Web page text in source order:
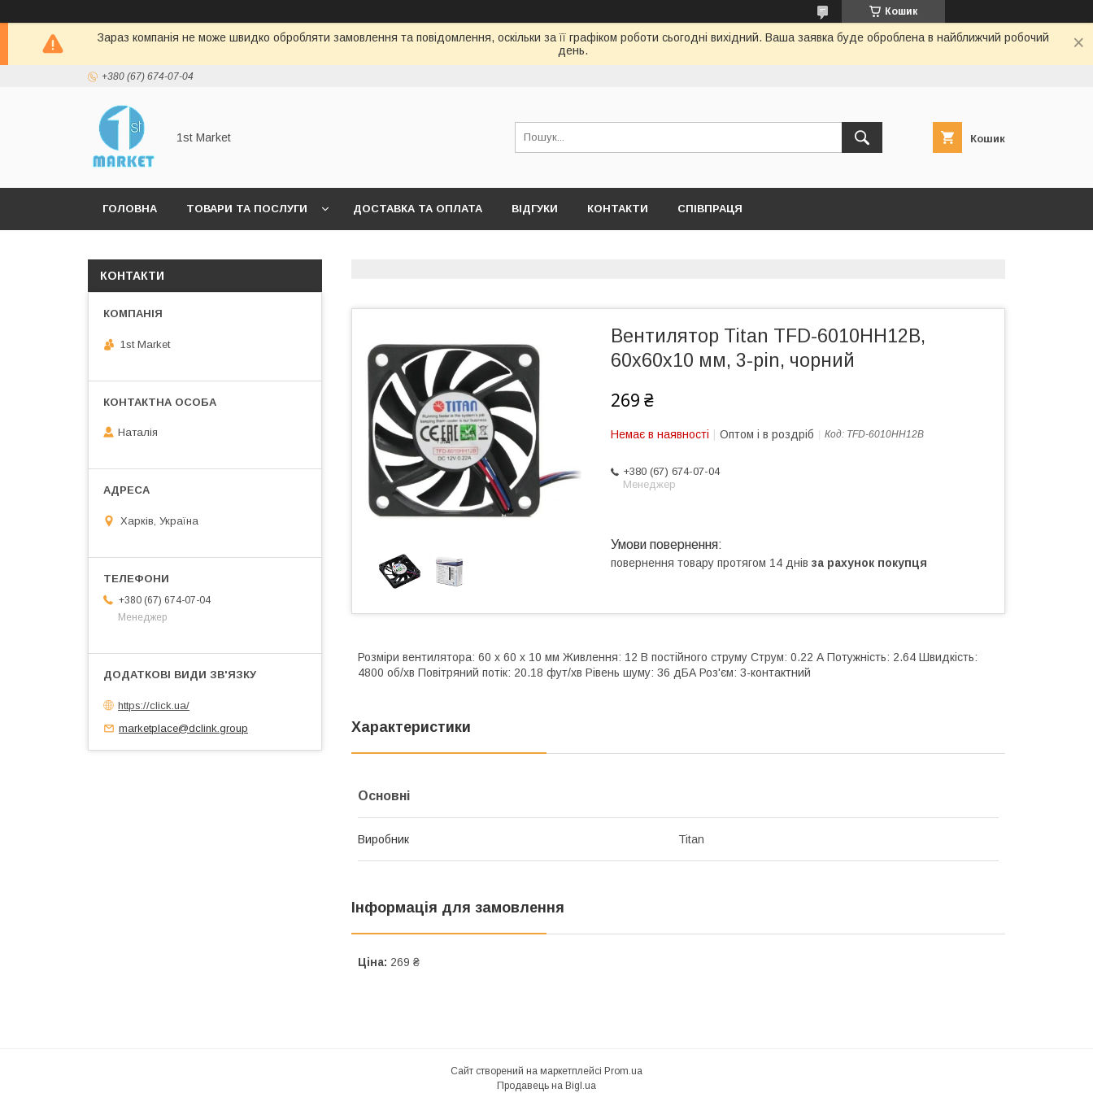
Кошик
Зараз компанія не може швидко обробляти замовлення та повідомлення, оскільки за її графіком роботи сьогодні вихідний. Ваша заявка буде оброблена в найближчий робочий
день.
+380 (67) 674-07-04
1st Market Кошик
ГОЛОВНА ТОВАРИ ТА ПОСЛУГИ ДОСТАВКА ТА ОПЛАТА ВІДГУКИ КОНТАКТИ СПІВПРАЦЯ
Вентилятор Titan TFD-6010HH12B,
60x60x10 мм, 3-pin, чорний
269 ₴
Немає в наявності Оптом і в роздріб Код: TFD-6010HH12B
+380 (67) 674-07-04
Менеджер
повернення товару протягом 14 днів за рахунок покупця
Розміри вентилятора: 60 x 60 x 10 мм Живлення: 12 В постійного струму Струм: 0.22 А Потужність: 2.64 Швидкість:
4800 об/хв Повітряний потік: 20.18 фут/хв Рівень шуму: 36 дБА Роз'єм: 3-контактний
Характеристики
Основні
Виробник Titan
Інформація для замовлення
Ціна: 269 ₴
КОНТАКТИ
1st Market
Наталія
Харків, Україна
+380 (67) 674-07-04
Менеджер
https://click.ua/
marketplace@dclink.group
Сайт створений на маркетплейсі Prom.ua
Продавець на Bigl.ua